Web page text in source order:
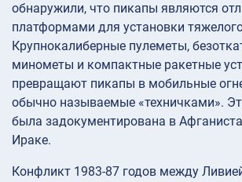
обнаружили, что пикапы являются
платформами для установки
Крупнокалиберные пулеметы,
минометы и компактные ракетные
превращают пикапы в мобильные
обычно называемые «техничками».
была задокументирована в
Ираке.
Конфликт 1983-87 годов между